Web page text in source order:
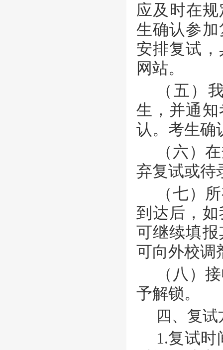
应及时在
生确认参
安排复试
网站。
（五）
生，并通
认。考生确
（六）
弃复试或待
（七）
到达后，
可继续填
可向外校调
（八）
予解锁。
四、复
1.复试